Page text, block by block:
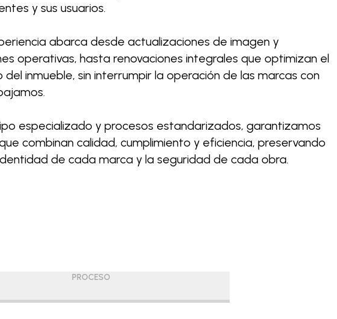
y sus usuarios.
abarca desde actualizaciones de imagen y
operativas, hasta renovaciones integrales que optimizan el
del inmueble, sin interrumpir la operación de las marcas con
especializado y procesos estandarizados, garantizamos
combinan calidad, cumplimiento y eficiencia, preservando
de cada marca y la seguridad de cada obra.
PROCESO